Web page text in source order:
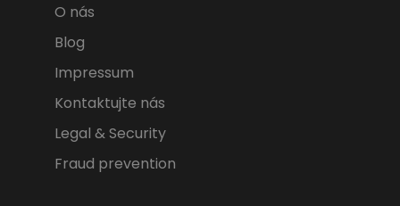
zł PLN
O nás
Blog
Impressum
Kontaktujte nás
Legal & Security
Fraud prevention